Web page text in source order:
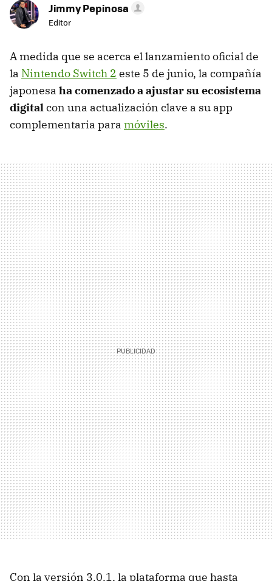
Jimmy Pepinosa
Editor
A medida que se acerca el lanzamiento oficial de
la Nintendo Switch 2 este 5 de junio, la compañía
japonesa ha comenzado a ajustar su ecosistema
digitalcon una actualización clave a su app
complementaria para móviles.
Con la versión 3.0.1, la plataforma que hasta